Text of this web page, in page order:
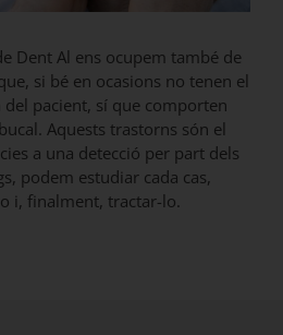
Dent Al ens ocupem també de
si bé en ocasions no tenen el
del pacient, sí que comporten
Aquests trastorns són el
a una detecció per part dels
podem estudiar cada cas,
i, finalment, tractar-lo.